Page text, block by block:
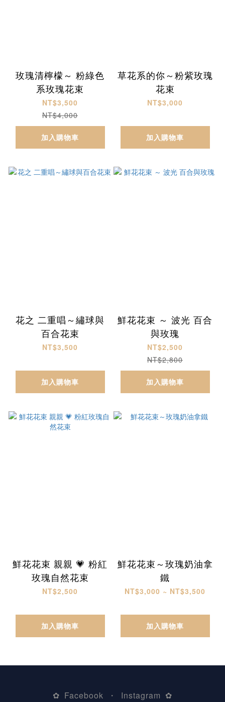
玫瑰清檸檬～ 粉綠色
系玫瑰花束
NT$3,500
NT$4,000
加入購物車
草花系的你～粉紫玫瑰
花束
NT$3,000
加入購物車
花之 二重唱～繡球與
百合花束
NT$3,500
加入購物車
鮮花花束 ～ 波光 百合
與玫瑰
NT$2,500
NT$2,800
加入購物車
鮮花花束 親親 💗 粉紅
玫瑰自然花束
NT$2,500
加入購物車
鮮花花束～玫瑰奶油拿
鐵
NT$3,000 ~ NT$3,500
加入購物車
✿ Facebook ・ Instagram ✿